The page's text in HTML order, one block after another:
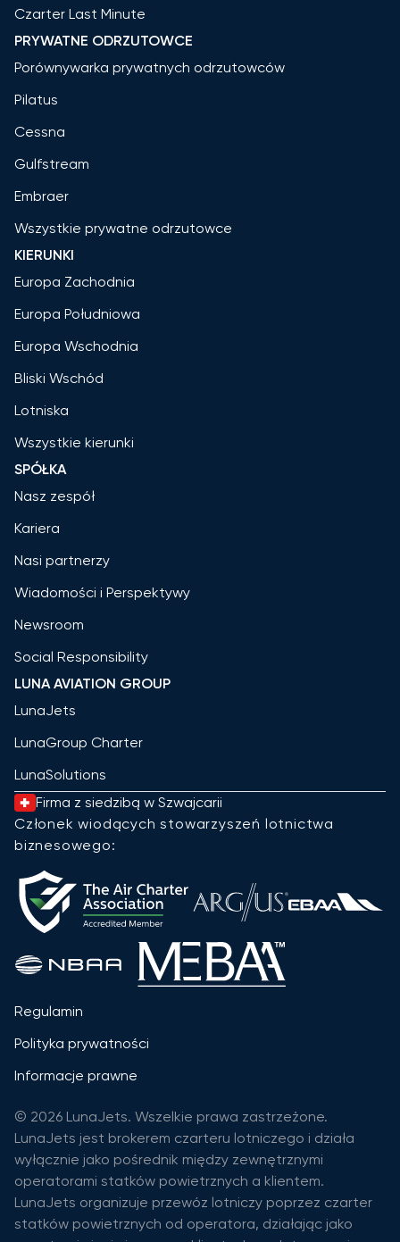
Czarter Last Minute
PRYWATNE ODRZUTOWCE
Porównywarka prywatnych odrzutowców
Pilatus
Cessna
Gulfstream
Embraer
Wszystkie prywatne odrzutowce
KIERUNKI
Europa Zachodnia
Europa Południowa
Europa Wschodnia
Bliski Wschód
Lotniska
Wszystkie kierunki
SPÓŁKA
Nasz zespół
Kariera
Nasi partnerzy
Wiadomości i Perspektywy
Newsroom
Social Responsibility
LUNA AVIATION GROUP
LunaJets
LunaGroup Charter
LunaSolutions
Firma z siedzibą w Szwajcarii
Członek wiodących stowarzyszeń lotnictwa
biznesowego:
Regulamin
Polityka prywatności
Informacje prawne
© 2026 LunaJets. Wszelkie prawa zastrzeżone.
LunaJets jest brokerem czarteru lotniczego i działa
wyłącznie jako pośrednik między zewnętrznymi
operatorami statków powietrznych a klientem.
LunaJets organizuje przewóz lotniczy poprzez czarter
statków powietrznych od operatora, działając jako